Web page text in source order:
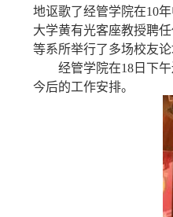
地讴歌了经管学院在10
大学黄有光客座教授聘
等系所举行了多场校友
经管学院在18日下午
今后的工作安排。